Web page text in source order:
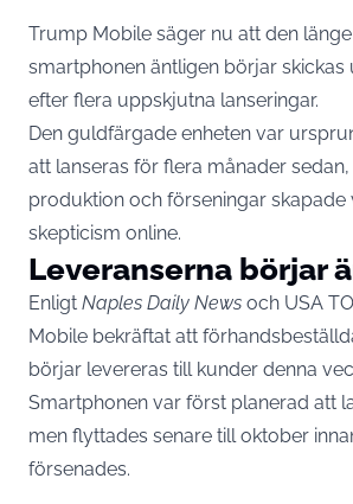
Trump Mobile säger nu att den
smartphonen äntligen börjar skickas
efter flera uppskjutna lanseringar.
Den guldfärgade enheten var
att lanseras för flera månader
produktion och förseningar skapade
skepticism online.
Leveranserna börjar
Enligt Naples Daily News och USA
Mobile bekräftat att
börjar levereras till kunder denna
Smartphonen var först planerad att
men flyttades senare till oktober
försenades.